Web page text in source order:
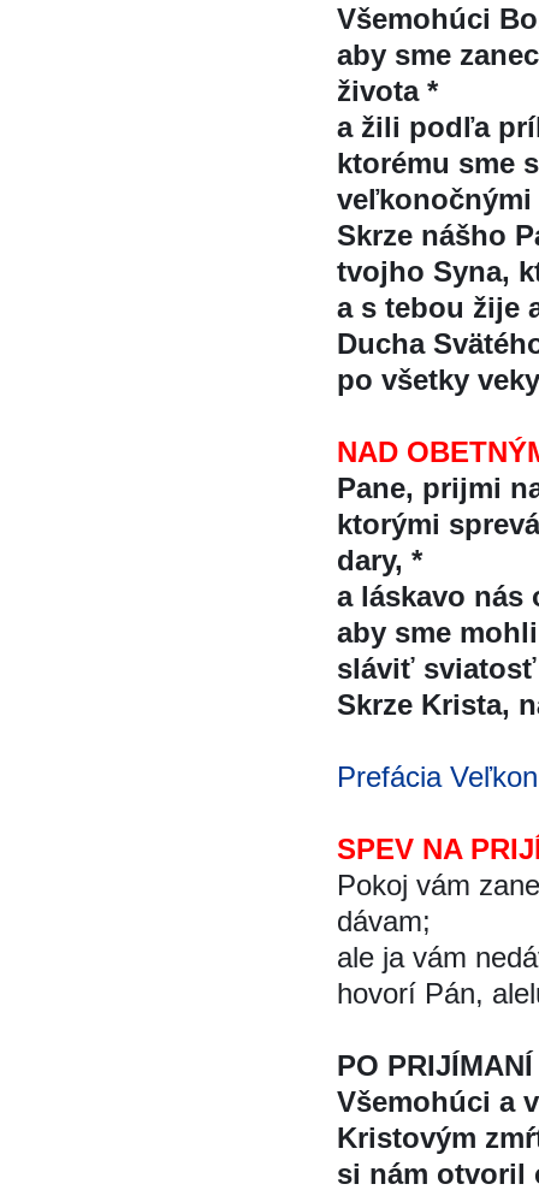
Všemohúci
aby sme
života *
a žili podľa
ktorému sme
Skrze nášho
tvojho Syna,
a s tebou žije
Ducha
po všetky
NAD
Pane, prijmi
ktorými
dary, *
a láskavo
aby sme
sláviť
Skrze Krista,
Prefácia
SPEV NA
Pokoj vám
dávam;
ale ja vám
hovorí Pán,
PO PRIJÍMANÍ
Všemohúci a
Kristovým
si nám otvoril